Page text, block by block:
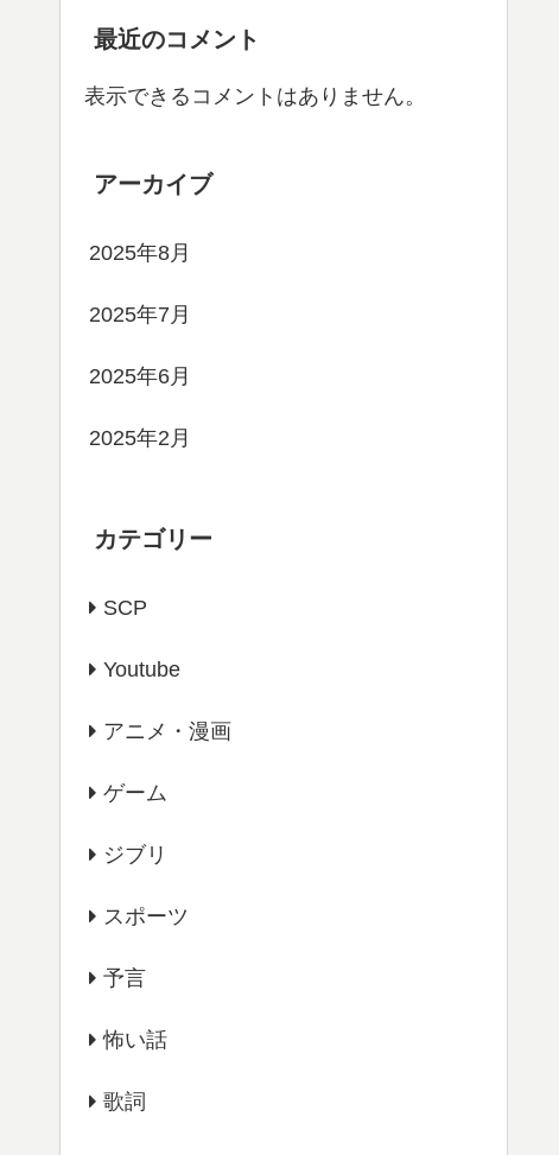
最近のコメント
表示できるコメントはありません。
アーカイブ
2025年8月
2025年7月
2025年6月
2025年2月
カテゴリー
SCP
Youtube
アニメ・漫画
ゲーム
ジブリ
スポーツ
予言
怖い話
歌詞